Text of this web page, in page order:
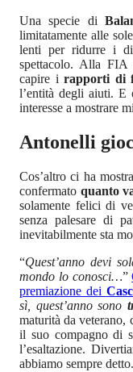
Una specie di
limitatamente alle
lenti per ridurre i
spettacolo. Alla FIA
capire irapporti di
l’entità degli aiuti. E
interesse a mostrare
Antonelli
Cos’altro ci ha
confermato quanto
solamente felici di
senza palesare di
inevitabilmente sta
“Quest’anno devi
mondo lo conosci…”
premiazione dei
sì, quest’anno sono
maturità da veterano,
il suo compagno di
l’esaltazione.
abbiamo sempre